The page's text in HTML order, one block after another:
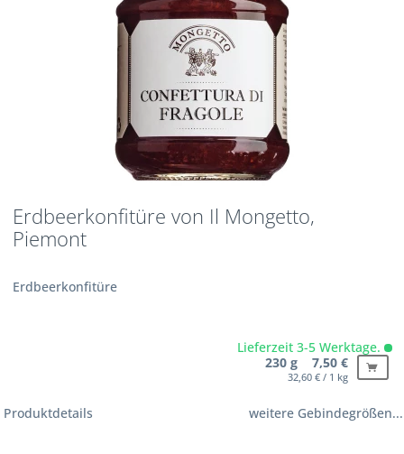
Erdbeerkonfitüre von Il Mongetto,
Piemont
Erdbeerkonfitüre
Lieferzeit 3-5 Werktage.
230 g 7,50 €
32,60 € / 1 kg
Produktdetails weitere Gebindegrößen...